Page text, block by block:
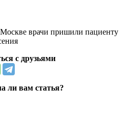
с друзьями
ли вам статья?